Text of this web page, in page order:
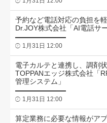
予約など電話対応の負担を
Dr.JOY株式会社「AI電話サ
1月31日 12:00
電子カルテと連携し、調剤
TOPPANエッジ株式会社「
管理システム」
1月31日 12:00
算定業務に必要な情報がア